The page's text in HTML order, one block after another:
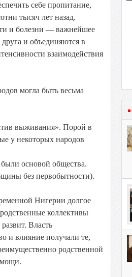
себе пропитание,
тысяч лет назад.
и болезни — важнейшее
и объединяются в
взаимодействия
могла быть весьма
выживания». Порой в
у некоторых народов
основой общества.
без первобытности).
Нигерии долгое
коллективы
Власть
и влияние получали те,
родственной